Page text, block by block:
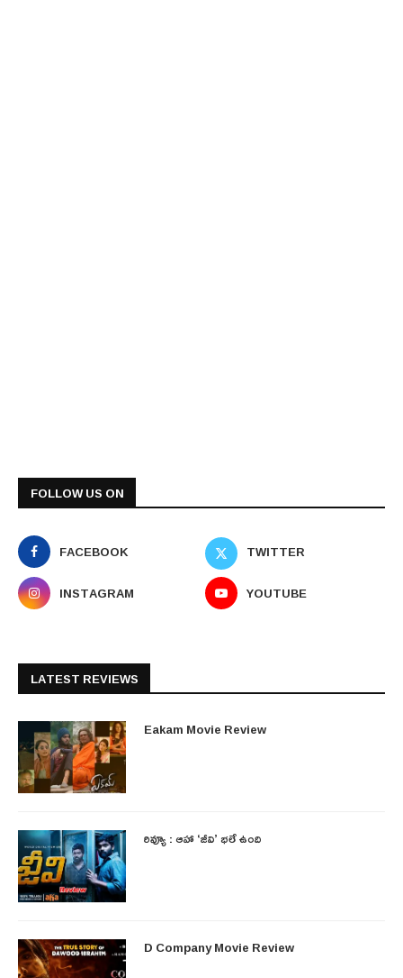
FOLLOW US ON
FACEBOOK
TWITTER
INSTAGRAM
YOUTUBE
LATEST REVIEWS
Eakam Movie Review
రివ్యూ : ఆహా ‘జీవి’ భలే ఉంది
D Company Movie Review